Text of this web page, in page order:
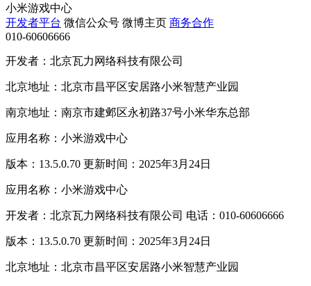
小米游戏中心
开发者平台 微信公众号 微博主页 商务合作
010-60606666
开发者：北京瓦力网络科技有限公司
北京地址：北京市昌平区安居路小米智慧产业园
南京地址：南京市建邺区永初路37号小米华东总部
应用名称：小米游戏中心
版本：13.5.0.70 更新时间：2025年3月24日
应用名称：小米游戏中心
开发者：北京瓦力网络科技有限公司 电话：010-60606666
版本：13.5.0.70 更新时间：2025年3月24日
北京地址：北京市昌平区安居路小米智慧产业园